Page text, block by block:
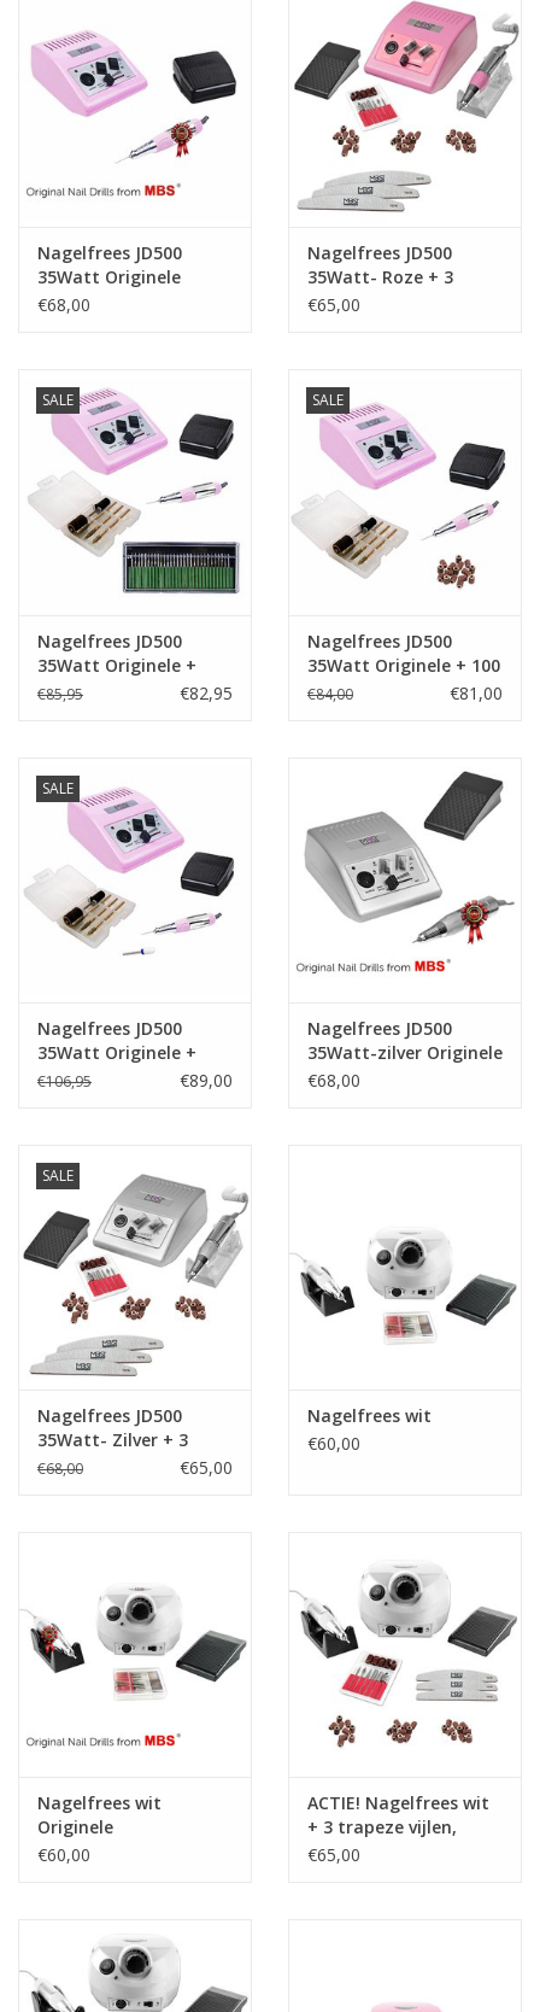
Nagelfrees JD500
35Watt Originele
MBS®
€68,00
Nagelfrees JD500
35Watt- Roze + 3
trapeze vijlen, bitsetje
€65,00
SALE
Nagelfrees JD500
35Watt Originele +
Freesset 30-delig
€85,95 €82,95
SALE
Nagelfrees JD500
35Watt Originele + 100
stuks schuurrolletjes
€84,00 €81,00
SALE
Nagelfrees JD500
35Watt Originele +
Keramische frees
€106,95 €89,00
Nagelfrees JD500
35Watt-zilver Originele
MBS®
€68,00
SALE
Nagelfrees JD500
35Watt- Zilver + 3
trapeze vijlen 30
€68,00 €65,00
Nagelfrees wit
€60,00
Nagelfrees wit
Originele
€60,00
ACTIE! Nagelfrees wit
+ 3 trapeze vijlen,
bitsetje en 30
€65,00